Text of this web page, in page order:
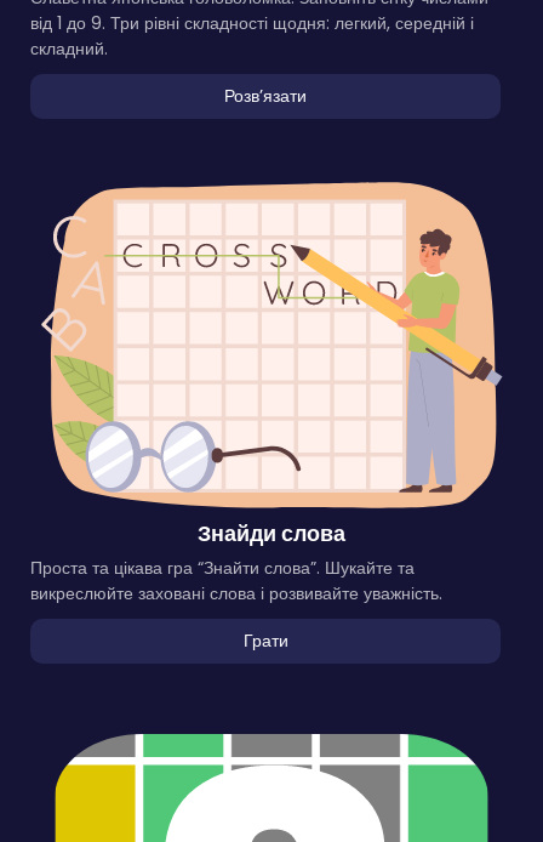
від 1 до 9. Три рівні складності щодня: легкий, середній і
складний.
Розвʼязати
Знайди слова
Проста та цікава гра “Знайти слова”. Шукайте та
викреслюйте заховані слова і розвивайте уважність.
Грати